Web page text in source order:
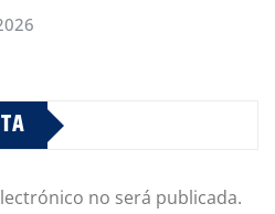
no será publicada.